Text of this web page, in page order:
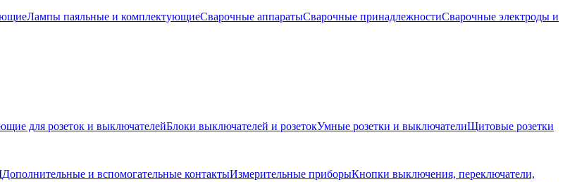
Лампы паяльные и комплектующиеСварочные аппаратыСварочные принадлежностиСварочные электроды и
для розеток и выключателейБлоки выключателей и розетокУмные розетки и выключателиЩитовые розетки
Дополнительные и вспомогательные контактыИзмерительные приборыКнопки выключения, переключатели,